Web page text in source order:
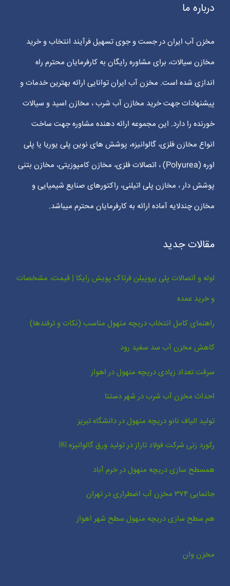
درباره ما
مخزن آب ایران در جست و جوی تسهیل فرآیند انتخاب و خرید
مخازن سیالات، برای مشاوره رایگان به کارفرمایان محترم راه
اندازی شده است. مخزن آب ایران توانایی ارائه بهترین خدمات و
پیشنهادات جهت خرید مخازن آب شرب ، مخازن اسید و سیالات
خورنده را دارد. این مجموعه ارائه دهنده مشاوره جهت ساخت
انواع مخازن فلزی، گالوانیزه، پوشش های نوین پلی یوریا یا پلی
اوره (Polyurea) ، اتصالات فلزی، مخازن کامپوزیتی، مخازن بتنی
پوشش دار ، مخازن پلی اتیلنی، راکتورهای صنایع شیمیایی و
مخازن چندلایه آماده ارائه به کارفرمایان محترم میباشد.
مقالات جدید
لوله و اتصالات پلی پروپیلن فرتاک پویش رایکا | قیمت، مشخصات
و خرید عمده
راهنمای کامل انتخاب دریچه منهول مناسب (نکات و ترفندها)
کاهش مخزن آب سد سفید رود
سرقت تعداد زیادی دریچه منهول در اهواز
احداث مخزن آب شرب در شهر دستنا
تولید الیاف نانو دریچه منهول در دانشگاه تبریز
رکورد زنی شرکت فولاد تاراز در تولید ورق گالوانیزه ￼
همسطح سازی دریچه منهول در خرم آباد
جانمایی ۳۷۴ مخزن آب اضطراری در تهران
هم سطح سازی دریچه منهول سطح شهر اهواز
مخزن وان